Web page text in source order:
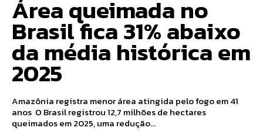
Área queimada no
Brasil fica 31% abaixo
da média histórica em
2025
Amazônia registra menor área atingida pelo fogo em 41
anos O Brasil registrou 12,7 milhões de hectares
queimados em 2025, uma redução...